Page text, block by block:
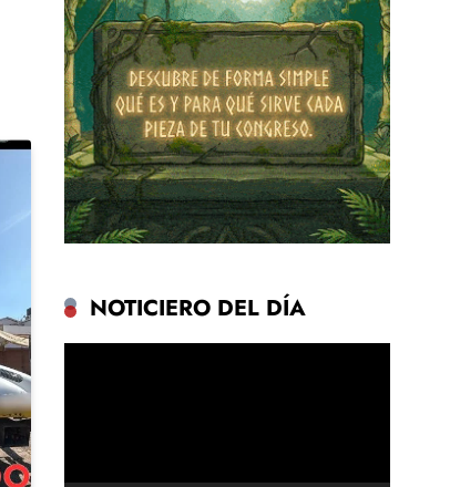
NOTICIERO DEL DÍA